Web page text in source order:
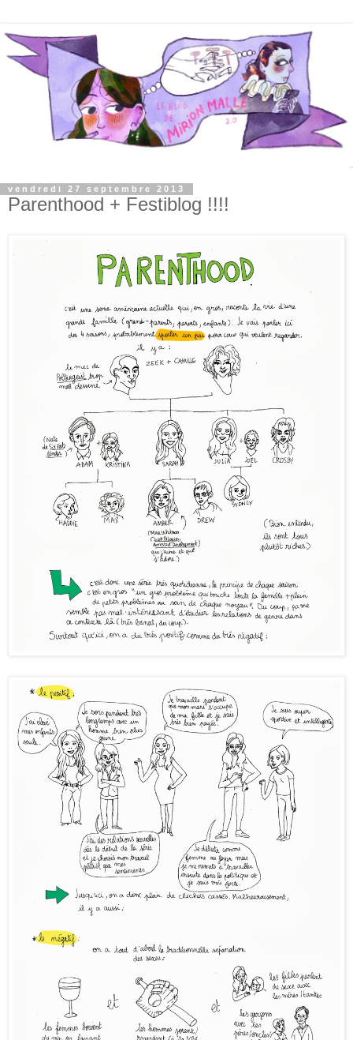
vendredi 27 septembre 2013
Parenthood + Festiblog !!!!